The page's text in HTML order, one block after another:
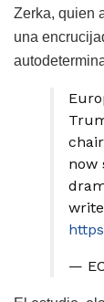
Zerka, quien
una
now
—